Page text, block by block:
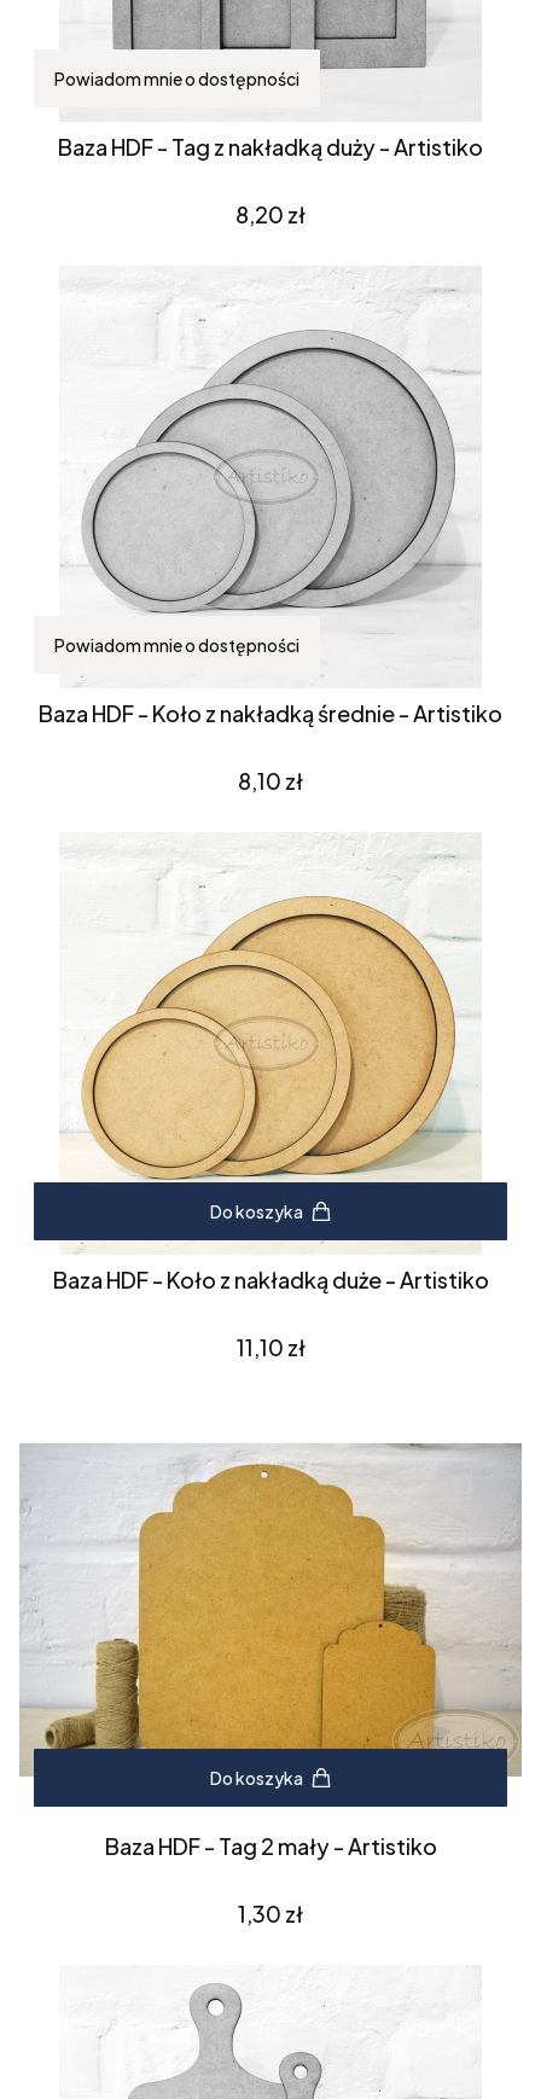
Powiadom mnie o dostępności
Baza HDF - Tag z nakładką duży - Artistiko
Cena
8,20 zł
Powiadom mnie o dostępności
Baza HDF - Koło z nakładką średnie - Artistiko
Cena
8,10 zł
Do koszyka
Baza HDF - Koło z nakładką duże - Artistiko
Cena
11,10 zł
Do koszyka
Baza HDF - Tag 2 mały - Artistiko
Cena
1,30 zł